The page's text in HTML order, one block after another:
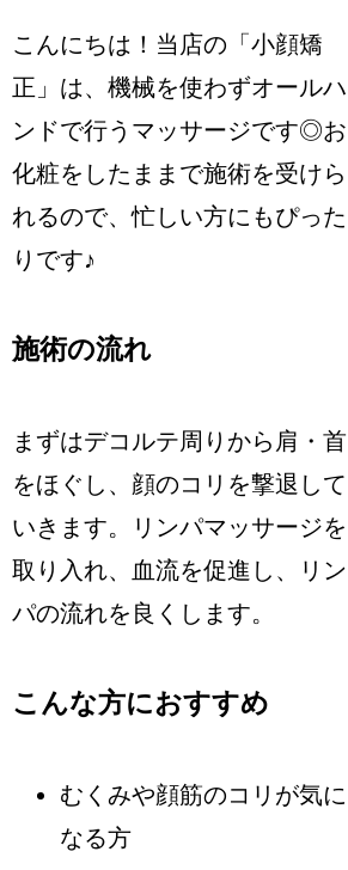
こんにちは！当店の「小顔矯
正」は、機械を使わずオールハ
ンドで行うマッサージです◎お
化粧をしたままで施術を受けら
れるので、忙しい方にもぴった
りです♪
施術の流れ
まずはデコルテ周りから肩・首
をほぐし、顔のコリを撃退して
いきます。リンパマッサージを
取り入れ、血流を促進し、リン
パの流れを良くします。
こんな方におすすめ
むくみや顔筋のコリが気に
なる方